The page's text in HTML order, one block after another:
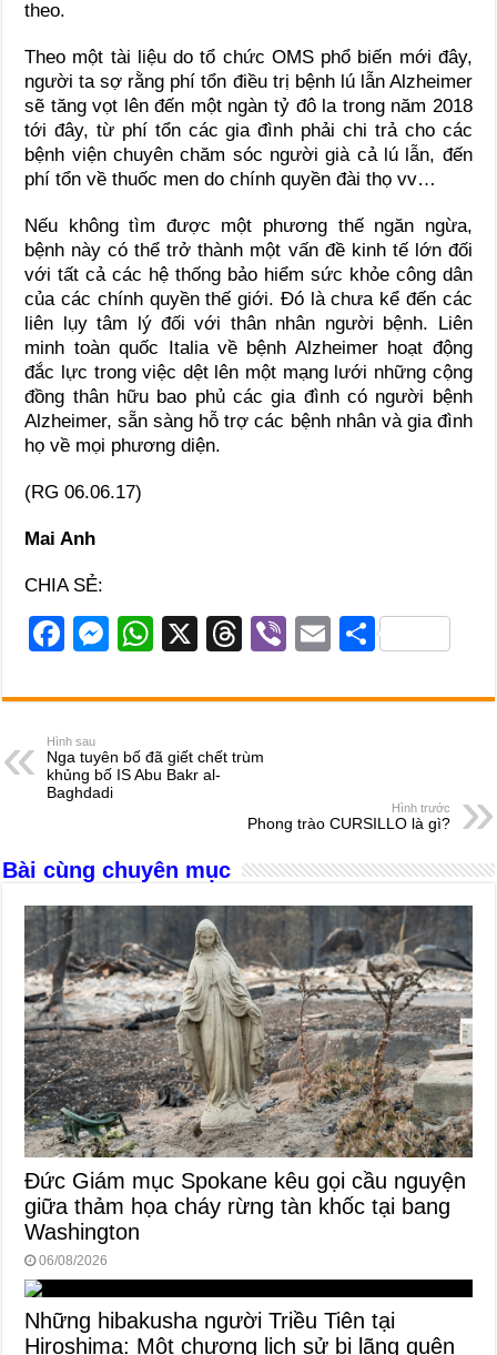
theo.
Theo một tài liệu do tổ chức OMS phổ biến mới đây,
người ta sợ rằng phí tổn điều trị bệnh lú lẫn Alzheimer
sẽ tăng vọt lên đến một ngàn tỷ đô la trong năm 2018
tới đây, từ phí tổn các gia đình phải chi trả cho các
bệnh viện chuyên chăm sóc người già cả lú lẫn, đến
phí tổn về thuốc men do chính quyền đài thọ vv…
Nếu không tìm được một phương thế ngăn ngừa,
bệnh này có thể trở thành một vấn đề kinh tế lớn đối
với tất cả các hệ thống bảo hiểm sức khỏe công dân
của các chính quyền thế giới. Đó là chưa kể đến các
liên lụy tâm lý đối với thân nhân người bệnh. Liên
minh toàn quốc Italia về bệnh Alzheimer hoạt động
đắc lực trong việc dệt lên một mạng lưới những cộng
đồng thân hữu bao phủ các gia đình có người bệnh
Alzheimer, sẵn sàng hỗ trợ các bệnh nhân và gia đình
họ về mọi phương diện.
(RG 06.06.17)
Mai Anh
CHIA SẺ:
F
c
e
b
o
k
M
ss
e
n
g
W
at
s
A
X
T
e
a
d
s
Vi
er
E
ail
S
ar
Hình sau
Nga tuyên bố đã giết chết trùm
khủng bố IS Abu Bakr al-
Baghdadi
Hình trước
Phong trào CURSILLO là gì?
Bài cùng chuyên mục
Đức Giám mục Spokane kêu gọi cầu nguyện
giữa thảm họa cháy rừng tàn khốc tại bang
Washington
06/08/2026
Những hibakusha người Triều Tiên tại
Hiroshima: Một chương lịch sử bị lãng quên